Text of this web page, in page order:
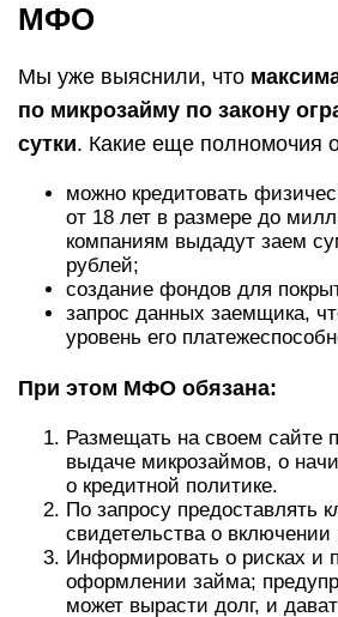
МФО
Мы уже выяснили, что
по микрозайму по закону
сутки. Какие еще полномочия
можно кредитовать
от 18 лет в размере до
компаниям выдадут заем
рублей;
создание фондов для
запрос данных заемщика,
уровень его
При этом МФО обязана:
Размещать на своем сайте
выдаче микрозаймов, о
о кредитной политике.
По запросу предоставлять
свидетельства о
Информировать о рисках и
оформлении займа;
может вырасти долг, и